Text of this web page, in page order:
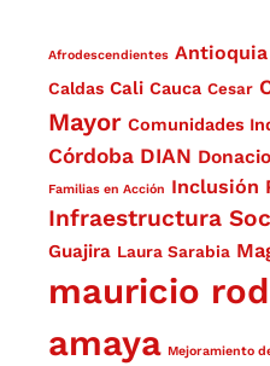
Afrodescendientes Antioquia
Caldas Cali Cauca Cesar
Mayor Comunidades
Córdoba DIAN
Familias en Acción Inclusión
Infraestructura
Guajira Laura Sarabia
mauricio
amaya Mejoramiento